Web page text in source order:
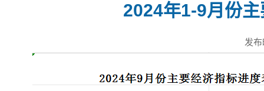
2024年1-9月份
发